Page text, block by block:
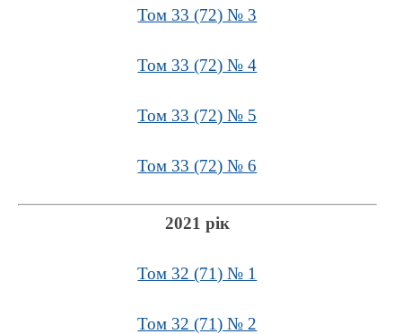
Том 33 (72) № 3
Том 33 (72) № 4
Том 33 (72) № 5
Том 33 (72) № 6
2021 рік
Том 32 (71) № 1
Том 32 (71) № 2